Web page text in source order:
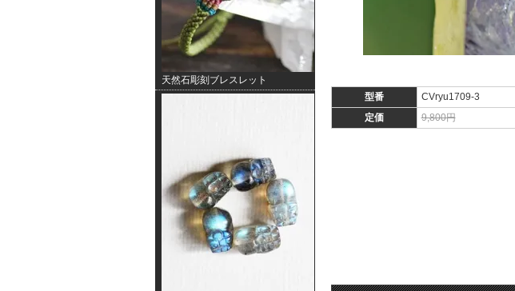
天然石彫刻ブレスレット
型番
CVryu1709-3
定価
9,800円